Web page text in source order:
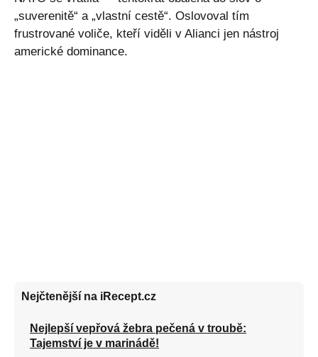
„suverenitě“ a „vlastní cestě“. Oslovoval tím
frustrované voliče, kteří viděli v Alianci jen nástroj
americké dominance.
Nejčtenější na iRecept.cz
Nejlepší vepřová žebra pečená v troubě:
Tajemství je v marinádě!